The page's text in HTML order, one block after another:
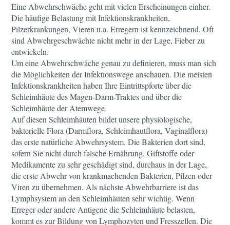
Eine Abwehrschwäche geht mit vielen Erscheinungen einher.
Die häufige Belastung mit Infektionskrankheiten,
Pilzerkrankungen, Vieren u.a. Erregern ist kennzeichnend. Oft
sind Abwehrgeschwächte nicht mehr in der Lage, Fieber zu
entwickeln.
Um eine Abwehrschwäche genau zu definieren, muss man sich
die Möglichkeiten der Infektionswege anschauen. Die meisten
Infektionskrankheiten haben Ihre Eintrittspforte über die
Schleimhäute des Magen-Darm-Traktes und über die
Schleimhäute der Atemwege.
Auf diesen Schleimhäuten bildet unsere physiologische,
bakterielle Flora (Darmflora, Schleimhautflora, Vaginalflora)
das erste natürliche Abwehrsystem. Die Bakterien dort sind,
sofern Sie nicht durch falsche Ernährung, Giftstoffe oder
Medikamente zu sehr geschädigt sind, durchaus in der Lage,
die erste Abwehr von krankmachenden Bakterien, Pilzen oder
Viren zu übernehmen. Als nächste Abwehrbarriere ist das
Lymphsystem an den Schleimhäuten sehr wichtig. Wenn
Erreger oder andere Antigene die Schleimhäute belasten,
kommt es zur Bildung von Lymphozyten und Fresszellen. Die